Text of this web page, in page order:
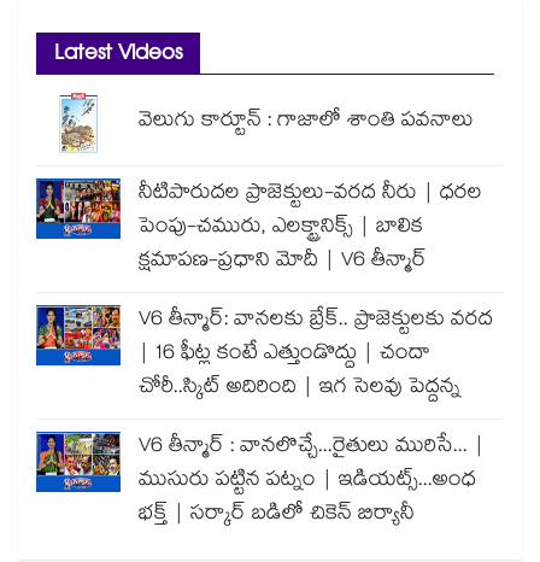
Latest Videos
వెలుగు కార్టూన్ : గాజాలో శాంతి పవనాలు
నీటిపారుదల ప్రాజెక్టులు-వరద నీరు | ధరల
పెంపు-చమురు, ఎలక్ట్రానిక్స్ | బాలిక
క్షమాపణ-ప్రధాని మోదీ | V6 తీన్మార్
V6 తీన్మార్: వానలకు బ్రేక్.. ప్రాజెక్టులకు వరద
| 16 ఫీట్ల కంటే ఎత్తుండొద్దు | చందా
చోరీ..స్కిట్ అదిరింది | ఇగ సెలవు పెద్దన్న
V6 తీన్మార్ : వానలొచ్చే...రైతులు మురిసే... |
ముసురు పట్టిన పట్నం | ఇడియట్స్...అంధ
భక్త్ | సర్కార్ బడిలో చికెన్ బిర్యానీ